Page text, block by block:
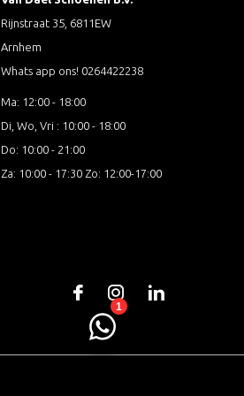
Rijnstraat 35, 6811EW
Arnhem
Whats app ons! 0264422238
Ma: 12:00 - 18:00
Di, Wo, Vri : 10:00 - 18:00
Do: 10:00 - 21:00
Za: 10:00 - 17:30 Zo: 12:00-17:00